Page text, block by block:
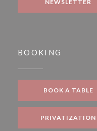
NEWSLETTER
BOOKING
BOOK A TABLE
PRIVATIZATION